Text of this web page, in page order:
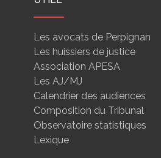
Les avocats de Perpignan
Les huissiers de justice
Association APESA
Les AJ/MJ
Calendrier des audiences
Composition du Tribunal
Observatoire statistiques
Lexique